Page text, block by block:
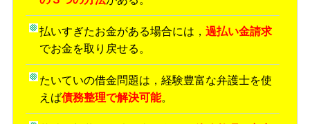
払いすぎたお金がある場合には， 過払い金請求
でお金を取り戻せる。
たいていの借金問題は，経験豊富な弁護士を使
えば債務整理で解決可能。